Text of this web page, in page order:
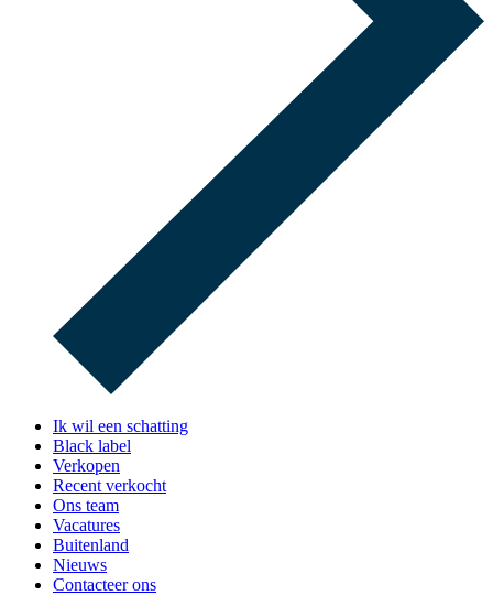
Ik wil een schatting
Black label
Verkopen
Recent verkocht
Ons team
Vacatures
Buitenland
Nieuws
Contacteer ons